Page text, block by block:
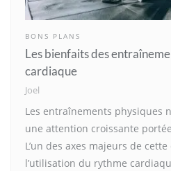
BONS PLANS
Les bienfaits des
cardiaque
Joel
Les entraînements physiques
une attention croissante
L’un des axes majeurs de
l’utilisation du rythme